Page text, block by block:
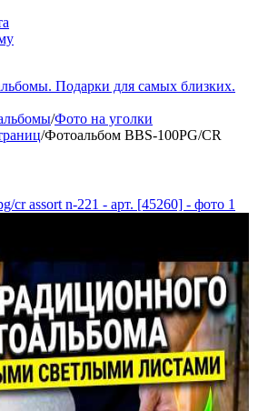
/Фото на уголки
/Фотоальбом BBS-100PG/CR